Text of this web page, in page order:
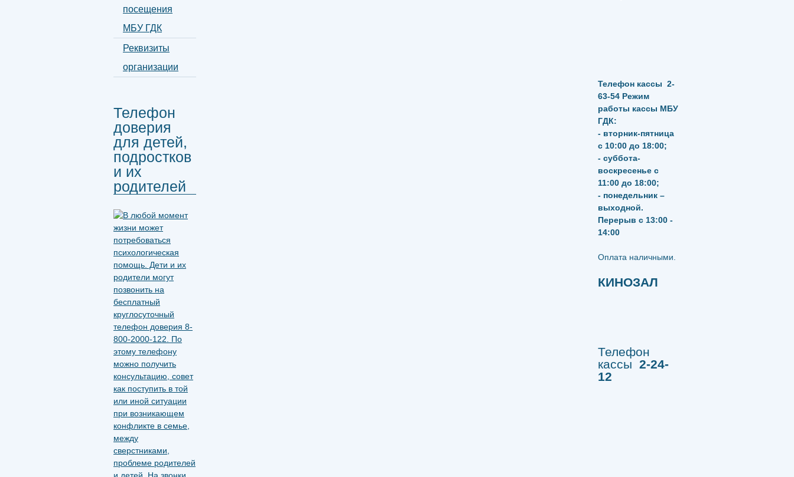
посещения
МБУ ГДК
Реквизиты
организации
Телефон
доверия
для детей,
подростков
и их
родителей
Телефон кассы 2-
63-54 Режим
работы кассы МБУ
ГДК:
- вторник-пятница
с 10:00 до 18:00;
- суббота-
воскресенье с
11:00 до 18:00;
- понедельник –
выходной.
Перерыв с 13:00 -
14:00
​​​​​​​Оплата наличными.
КИНОЗАЛ
Телефон
кассы 2-24-
12